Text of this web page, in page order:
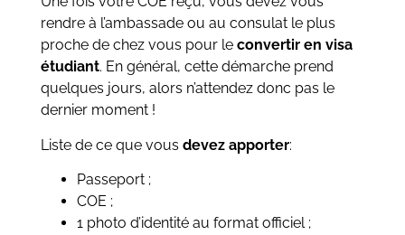
rendre à l’ambassade ou au consulat le plus
proche de chez vous pour le convertir en visa
étudiant. En général, cette démarche prend
quelques jours, alors n’attendez donc pas le
dernier moment !
Liste de ce que vous devez apporter:
Passeport ;
COE ;
1 photo d’identité au format officiel ;